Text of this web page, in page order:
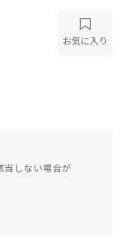
お気に入り
当しない場合が